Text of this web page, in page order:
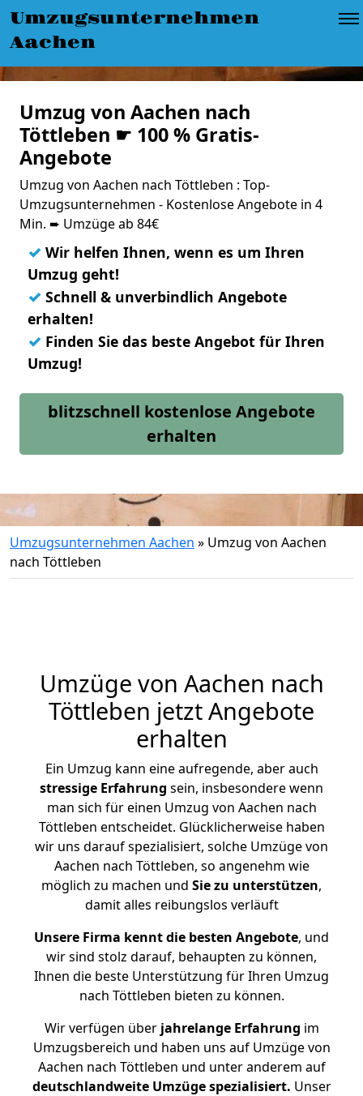
Umzugsunternehmen
Aachen
Umzug von Aachen nach
Töttleben ☛ 100 % Gratis-
Angebote
Umzug von Aachen nach Töttleben : Top-
Umzugsunternehmen - Kostenlose Angebote in 4
Min. ➨ Umzüge ab 84€
✓ Wir helfen Ihnen, wenn es um Ihren
Umzug geht!
✓ Schnell & unverbindlich Angebote
erhalten!
✓ Finden Sie das beste Angebot für Ihren
Umzug!
blitzschnell kostenlose Angebote
erhalten
Umzugsunternehmen Aachen » Umzug von Aachen
nach Töttleben
Umzüge von Aachen nach
Töttleben jetzt Angebote
erhalten
Ein Umzug kann eine aufregende, aber auch
stressige Erfahrung sein, insbesondere wenn
man sich für einen Umzug von Aachen nach
Töttleben entscheidet. Glücklicherweise haben
wir uns darauf spezialisiert, solche Umzüge von
Aachen nach Töttleben, so angenehm wie
möglich zu machen und Sie zu unterstützen,
damit alles reibungslos verläuft
Unsere Firma kennt die besten Angebote, und
wir sind stolz darauf, behaupten zu können,
Ihnen die beste Unterstützung für Ihren Umzug
nach Töttleben bieten zu können.
Wir verfügen überjahrelange Erfahrung im
Umzugsbereich und haben uns auf Umzüge von
Aachen nach Töttleben und unter anderem auf
deutschlandweite Umzüge spezialisiert. Unser